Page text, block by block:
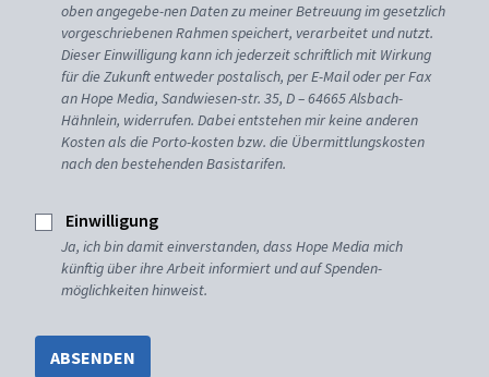
oben angegebe-nen Daten zu meiner Betreuung im gesetzlich
vorgeschriebenen Rahmen speichert, verarbeitet und nutzt.
Dieser Einwilligung kann ich jederzeit schriftlich mit Wirkung
für die Zukunft entweder postalisch, per E-Mail oder per Fax
an Hope Media, Sandwiesen-str. 35, D – 64665 Alsbach-
Hähnlein, widerrufen. Dabei entstehen mir keine anderen
Kosten als die Porto-kosten bzw. die Übermittlungskosten
nach den bestehenden Basistarifen.
Einwilligung
Ja, ich bin damit einverstanden, dass Hope Media mich
künftig über ihre Arbeit informiert und auf Spenden-
möglichkeiten hinweist.
ABSENDEN